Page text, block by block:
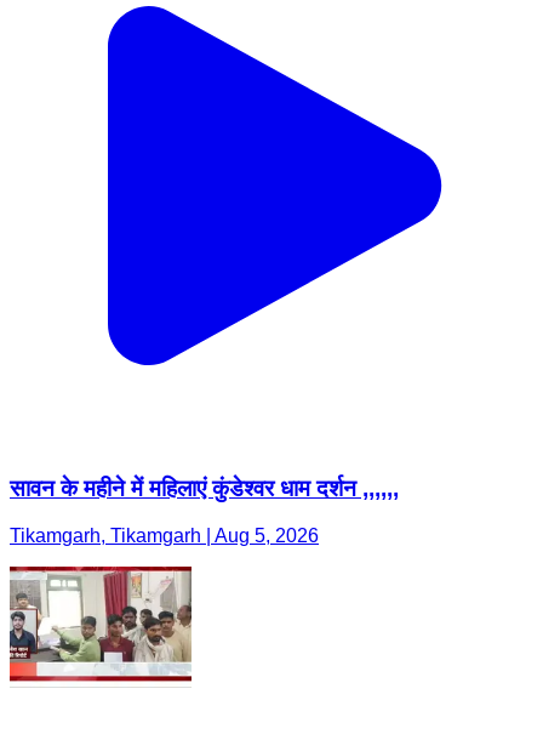
सावन के महीने में महिलाएं कुंडेश्वर धाम दर्शन ,,,,,,
Tikamgarh, Tikamgarh | Aug 5, 2026